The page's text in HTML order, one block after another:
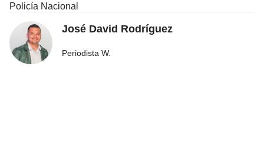
Policía Nacional
José David Rodríguez
Periodista W.